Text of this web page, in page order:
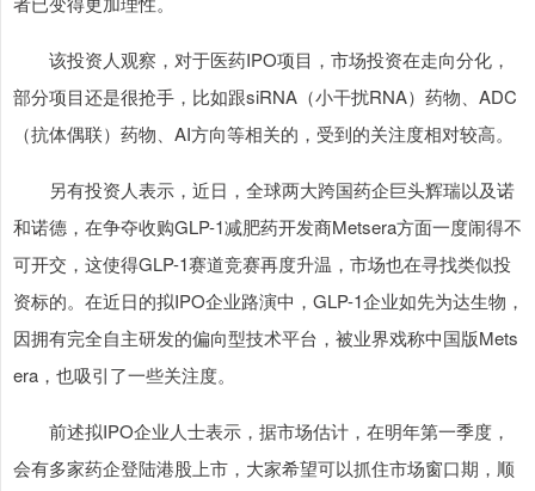
该投资人观察，对于医药IPO项目，市场投资在走向分化，
部分项目还是很抢手，比如跟siRNA（小干扰RNA）药物、ADC
（抗体偶联）药物、AI方向等相关的，受到的关注度相对较高。
另有投资人表示，近日，全球两大跨国药企巨头辉瑞以及诺
和诺德，在争夺收购GLP-1减肥药开发商Metsera方面一度闹得不
可开交，这使得GLP-1赛道竞赛再度升温，市场也在寻找类似投
资标的。在近日的拟IPO企业路演中，GLP-1企业如先为达生物，
因拥有完全自主研发的偏向型技术平台，被业界戏称中国版Mets
era，也吸引了一些关注度。
前述拟IPO企业人士表示，据市场估计，在明年第一季度，
会有多家药企登陆港股上市，大家希望可以抓住市场窗口期，顺
上证综指 3941.88 +1.84 +0.05%